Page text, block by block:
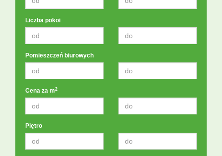
Liczba pokoi
Pomieszczeń biurowych
Cena za m2
Piętro